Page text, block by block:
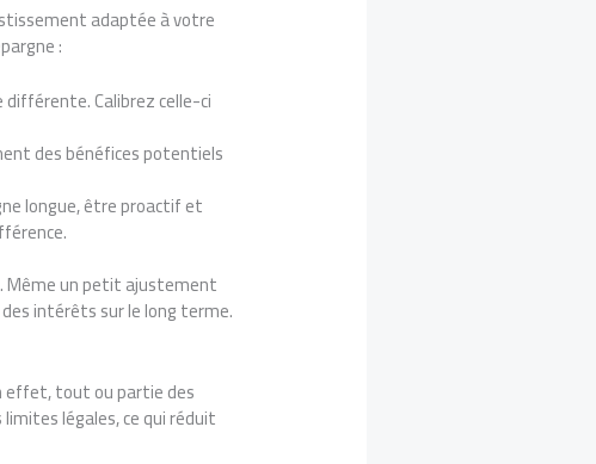
adaptée à votre
:
Calibrez celle-ci
des bénéfices potentiels
longue, être proactif et
Même un petit ajustement
intérêts sur le long terme.
effet, tout ou partie des
légales, ce qui réduit